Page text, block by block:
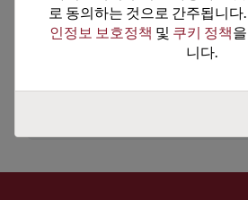
기술 하위 카테고리
기술 그룹
로 동의하는 것으로 간주됩니다
인정보 보호정책 및 쿠키 정책
니다.